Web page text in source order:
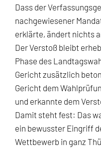
Dass der
nachgewiesener
erklärte, ändert nichts
Der Verstoß bleibt
Phase des
Gericht zusätzlich
Gericht dem
und erkannte dem
Damit steht fest: Das
ein bewusster Eingriff
Wettbewerb in ganz